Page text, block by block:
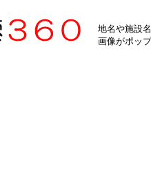
地名や施設
画像がポッ